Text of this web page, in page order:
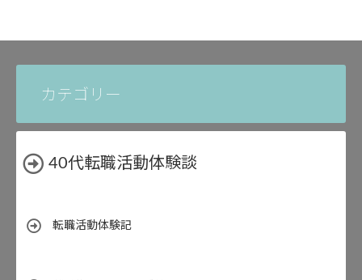
カテゴリー
40代転職活動体験談
転職活動体験記